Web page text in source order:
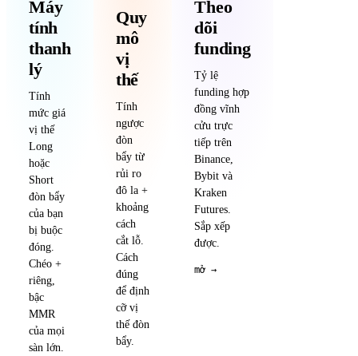
Máy
tính
thanh
lý
Tính
mức giá
vị thế
Long
hoặc
Short
đòn bẩy
của bạn
bị buộc
đóng.
Chéo +
riêng,
bậc
MMR
của mọi
sàn lớn.
Quy
mô
vị
thế
Tính
ngược
đòn
bẩy từ
rủi ro
đô la +
khoảng
cách
cắt lỗ.
Cách
đúng
để định
cỡ vị
thế đòn
bẩy.
Theo
dõi
funding
Tỷ lệ
funding hợp
đồng vĩnh
cửu trực
tiếp trên
Binance,
Bybit và
Kraken
Futures.
Sắp xếp
được.
mở →